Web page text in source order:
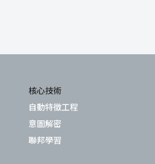
核心技術
自動特徵工程
意圖解密
聯邦學習